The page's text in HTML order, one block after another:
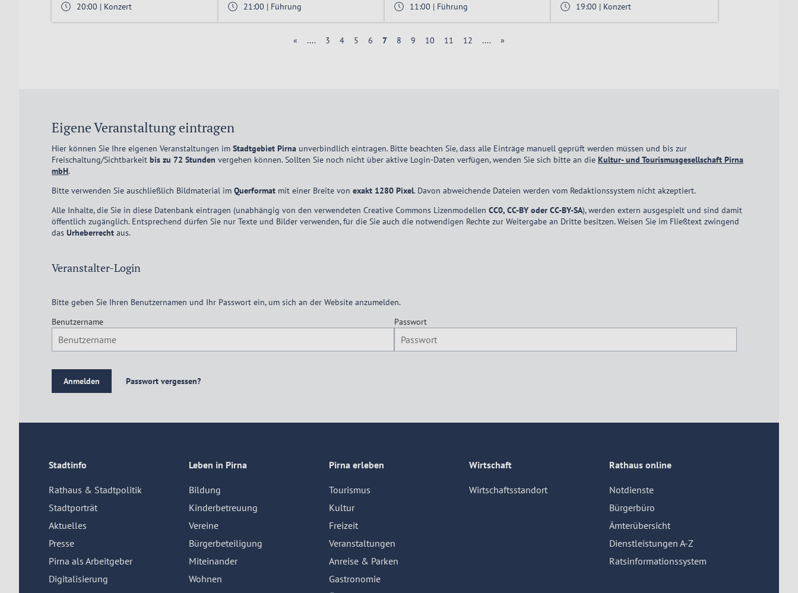
20:00 | Konzert 21:00 | Führung 11:00 | Führung 19:00 | Konzert
« .... 3 4 5 6 7 8 9 10 11 12 .... »
Eigene Veranstaltung eintragen
Hier können Sie Ihre eigenen Veranstaltungen im Stadtgebiet Pirna unverbindlich eintragen. Bitte beachten Sie, dass alle Einträge manuell geprüft werden müssen und bis zur
Freischaltung/Sichtbarkeit bis zu 72 Stunden vergehen können. Sollten Sie noch nicht über aktive Login-Daten verfügen, wenden Sie sich bitte an dieKultur- und Tourismusgesellschaft Pirna
mbH.
Bitte verwenden Sie auschließlich Bildmaterial imQuerformat mit einer Breite vonexakt 1280 Pixel. Davon abweichende Dateien werden vom Redaktionssystem nicht akzeptiert.
Alle Inhalte, die Sie in diese Datenbank eintragen (unabhängig von den verwendeten Creative Commons Lizenmodellen CC0, CC-BY oder CC-BY-SA), werden extern ausgespielt und sind damit
öffentlich zugänglich. Entsprechend dürfen Sie nur Texte und Bilder verwenden, für die Sie auch die notwendigen Rechte zur Weitergabe an Dritte besitzen. Weisen Sie im Fließtext zwingend
dasUrheberrecht aus.
Veranstalter-Login
Bitte geben Sie Ihren Benutzernamen und Ihr Passwort ein, um sich an der Website anzumelden.
Benutzername
Passwort
Passwort vergessen?
Stadtinfo
Rathaus & Stadtpolitik
Stadtporträt
Aktuelles
Presse
Pirna als Arbeitgeber
Digitalisierung
Leben in Pirna
Bildung
Kinderbetreuung
Vereine
Bürgerbeteiligung
Miteinander
Wohnen
Pirna erleben
Tourismus
Kultur
Freizeit
Veranstaltungen
Anreise & Parken
Gastronomie
Wirtschaft
Wirtschaftsstandort
Rathaus online
Notdienste
Bürgerbüro
Ämterübersicht
Dienstleistungen A-Z
Ratsinformationssystem